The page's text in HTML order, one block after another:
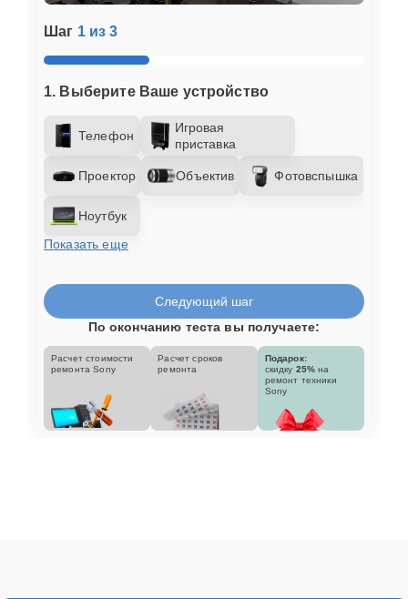
Шаг 1 из 3
1. Выберите Ваше устройство
Телефон
Игровая
приставка
Проектор Объектив Фотовспышка
Ноутбук
Показать еще
Следующий шаг
По окончанию теста вы получаете:
Расчет стоимости
ремонта Sony
Расчет сроков
ремонта
Подарок:
скидку 25% на
ремонт техники
Sony